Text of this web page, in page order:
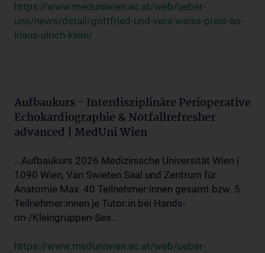
https://www.meduniwien.ac.at/web/ueber-
uns/news/detail/gottfried-und-vera-weiss-preis-an-
klaus-ulrich-klein/
Aufbaukurs - Interdisziplinäre Perioperative
Echokardiographie & Notfallrefresher
advanced | MedUni Wien
...Aufbaukurs 2026 Medizinische Universität Wien |
1090 Wien, Van Swieten Saal und Zentrum für
Anatomie Max. 40 Teilnehmer:innen gesamt bzw. 5
Teilnehmer:innen je Tutor:in bei Hands-
on-/Kleingruppen-Ses...
https://www.meduniwien.ac.at/web/ueber-